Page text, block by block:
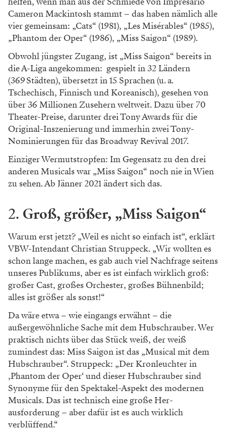
Cameron Mackintosh stammt – das haben nämlich alle
vier gemeinsam: „Cats“ (1981), „Les Misérables“ (1985),
„Phantom der Oper“ (1986), „Miss Saigon“ (1989).
Obwohl jüngster Zugang, ist „Miss Saigon“ bereits in
die A-Liga angekommen: gespielt in 32 Ländern
(369 Städten), übersetzt in 15 Sprachen (u. a.
Tschechisch, Finnisch und Koreanisch), gesehen von
über 36 Millionen Zusehern weltweit. Dazu über 70
Theater-Preise, darunter drei Tony Awards für die
Original-Inszenierung und immerhin zwei Tony-
Nominierungen für das Broadway Revival 2017.
Einziger Wermutstropfen: Im Ge­gensatz zu den drei
anderen Musicals war „Miss Saigon“ noch nie in Wien
zu sehen. Ab Jänner 2021 ändert sich das.
2. Groß, größer, „Miss Saigon“
Warum erst jetzt? „Weil es nicht so einfach ist“, erklärt
VBW-Intendant Christian Struppeck. „Wir wollten es
schon lange machen, es gab auch viel Nach­frage seitens
unseres Publikums, aber es ist einfach wirklich groß:
großer Cast, großes Orchester, großes Bühnenbild;
alles ist größer als sonst!“
Da wäre etwa – wie eingangs erwähnt – die
außergewöhnliche Sache mit dem Hubschrauber. Wer
praktisch nichts über das Stück weiß, der weiß
zumindest das: Miss Saigon ist das „Musi­cal mit dem
Hubschrauber“. Struppeck: „Der Kronleuchter in
‚Phantom der Oper‘ und dieser Hub­schrauber sind
Synonyme für den Spek­takel-­Aspekt des modernen
Musicals. Das ist technisch eine große Her­
ausforderung – aber dafür ist es auch wirklich
verblüffend.“